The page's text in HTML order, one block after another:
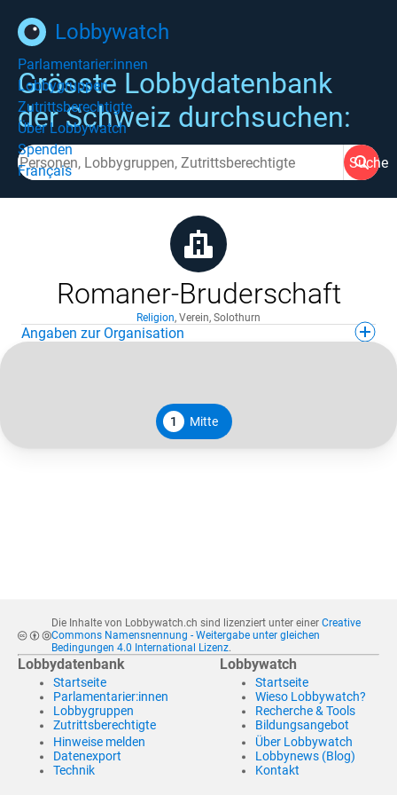
Lobbywatch
Parlamentarier:innen
Lobbygruppen
Zutrittsberechtigte
Über Lobbywatch
Spenden
Français
Grösste Lobbydatenbank
der Schweiz durchsuchen:
Suche
Romaner-Bruderschaft
Religion, Verein, Solothurn
Angaben zur Organisation
1 Mitte
Die Inhalte von Lobbywatch.ch sind lizenziert unter einer Creative
Commons Namensnennung - Weitergabe unter gleichen
Bedingungen 4.0 International Lizenz.
Lobbydatenbank
Startseite
Parlamentarier:innen
Lobbygruppen
Zutrittsberechtigte
Hinweise melden
Datenexport
Technik
Lobbywatch
Startseite
Wieso Lobbywatch?
Recherche & Tools
Bildungsangebot
Über Lobbywatch
Lobbynews (Blog)
Kontakt